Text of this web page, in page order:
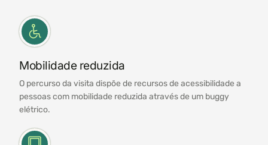
Mobilidade reduzida
O percurso da visita dispõe de recursos de acessibilidade a
pessoas com mobilidade reduzida através de um buggy
elétrico.